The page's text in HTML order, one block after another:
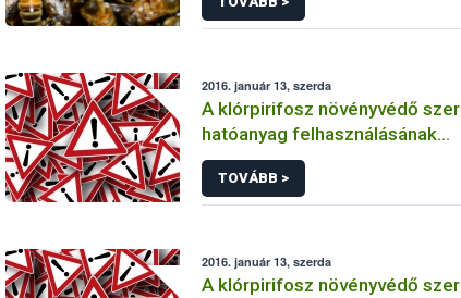
2016. január 13, szerda
A klórpirifosz növényvédő szer
hatóanyag felhasználásának
korlátozása
TOVÁBB >
2016. január 13, szerda
A klórpirifosz növényvédő szer